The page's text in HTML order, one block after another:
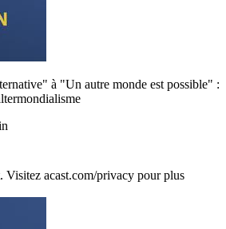
à "Un autre monde est possible" :
Visitez acast.com/privacy pour plus